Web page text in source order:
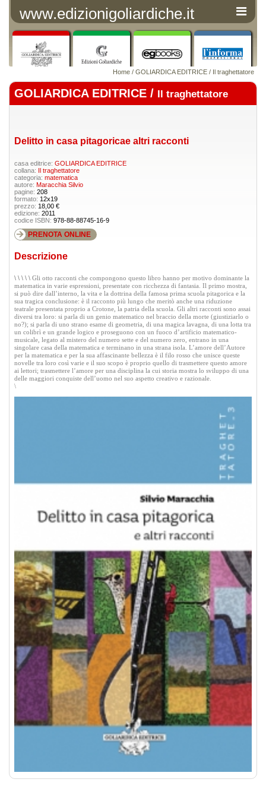
www.edizionigoliardiche.it
Home / GOLIARDICA EDITRICE / Il traghettatore
GOLIARDICA EDITRICE / Il traghettatore
Delitto in casa pitagoricae altri racconti
casa editrice: GOLIARDICA EDITRICE
collana: Il traghettatore
categoria: matematica
autore: Maracchia Silvio
pagine: 208
formato: 12x19
prezzo: 18,00 €
edizione: 2011
codice ISBN: 978-88-88745-16-9
PRENOTA ONLINE
Descrizione
\ \ \ \ \ Gli otto racconti che compongono questo libro hanno per motivo dominante la
matematica in varie espressioni, presentate con ricchezza di fantasia. Il primo mostra,
si può dire dall’interno, la vita e la dottrina della famosa prima scuola pitagorica e la
sua tragica conclusione: è il racconto più lungo che meritò anche una riduzione
teatrale presentata proprio a Crotone, la patria della scuola. Gli altri racconti sono assai
diversi tra loro: si parla di un genio matematico nel braccio della morte (giustiziarlo o
no?); si parla di uno strano esame di geometria, di una magica lavagna, di una lotta tra
un colibrì e un grande logico e proseguono con un fuoco d’artificio matematico-
musicale, legato al mistero del numero sette e del numero zero, entrano in una
singolare casa della matematica e terminano in una strana isola. L’amore dell’Autore
per la matematica e per la sua affascinante bellezza è il filo rosso che unisce queste
novelle tra loro così varie e il suo scopo è proprio quello di trasmettere questo amore
ai lettori; trasmettere l’amore per una disciplina la cui storia mostra lo sviluppo di una
delle maggiori conquiste dell’uomo nel suo aspetto creativo e razionale.
\